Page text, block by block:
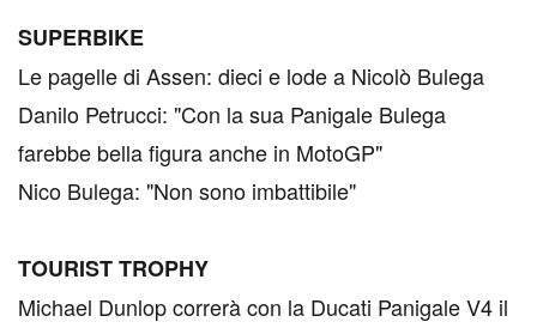
SUPERBIKE
Le pagelle di Assen: dieci e lode a Nicolò Bulega
Danilo Petrucci: "Con la sua Panigale Bulega
farebbe bella figura anche in MotoGP"
Nico Bulega: "Non sono imbattibile"
TOURIST TROPHY
Michael Dunlop correrà con la Ducati Panigale V4 il